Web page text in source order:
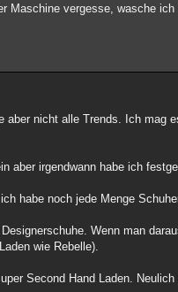
Maschine vergesse, wasche ich
aber nicht alle Trends. Ich
aber irgendwann habe ich
habe noch jede Menge
Wenn man
wie Rebelle).
Second Hand Laden.